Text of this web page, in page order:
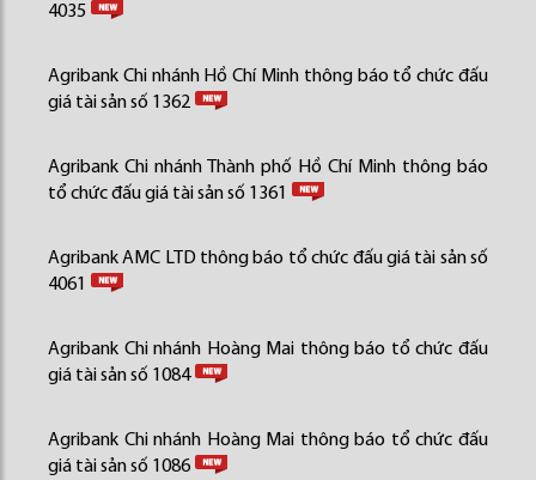
4035
Agribank Chi nhánh Hồ Chí Minh thông báo tổ chức đấu
giá tài sản số 1362
Agribank Chi nhánh Thành phố Hồ Chí Minh thông báo
tổ chức đấu giá tài sản số 1361
Agribank AMC LTD thông báo tổ chức đấu giá tài sản số
4061
Agribank Chi nhánh Hoàng Mai thông báo tổ chức đấu
giá tài sản số 1084
Agribank Chi nhánh Hoàng Mai thông báo tổ chức đấu
giá tài sản số 1086